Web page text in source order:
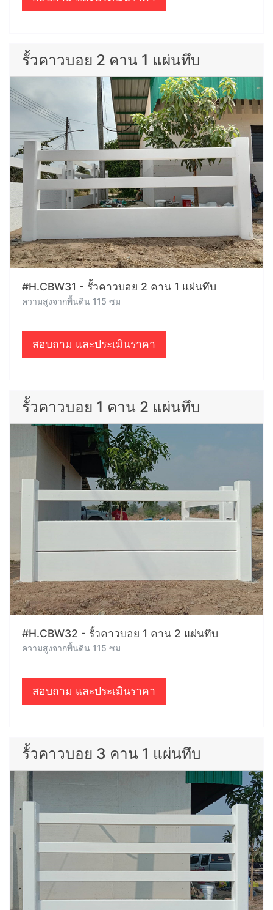
รั้วคาวบอย 2 คาน 1 แผ่นทึบ
#H.CBW31 - รั้วคาวบอย 2 คาน 1 แผ่นทึบ
ความสูงจากพื้นดิน 115 ซม
สอบถาม และประเมินราคา
รั้วคาวบอย 1 คาน 2 แผ่นทึบ
#H.CBW32 - รั้วคาวบอย 1 คาน 2 แผ่นทึบ
ความสูงจากพื้นดิน 115 ซม
สอบถาม และประเมินราคา
รั้วคาวบอย 3 คาน 1 แผ่นทึบ